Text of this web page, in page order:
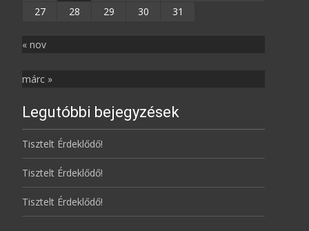
27
28 29 30 31
« nov
márc »
Legutóbbi bejegyzések
Tisztelt Érdeklődő!
Tisztelt Érdeklődő!
Tisztelt Érdeklődő!